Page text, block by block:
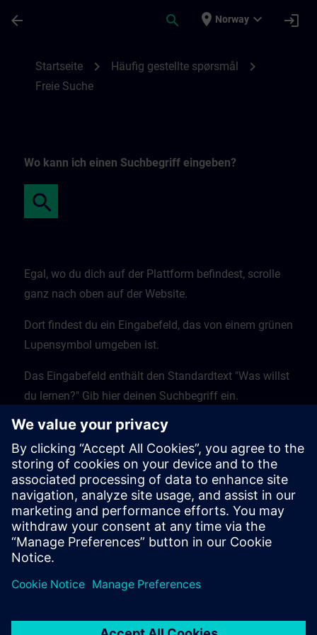
arrow_back search place Norway expand_more login
Startseite chevron_right Häufig gestellte spørsmål chevron_right
Freie Suche
Wo kann ich einen Suchbegriff eingeben?
Egal, wo du dich auf der Plattform befindest, scrolle
ganz nach oben auf der Website.
Dort findest du ein Eingabefeld, das von einem grünen
Lupensymbol umgeben ist.
Das Eingabefeld enthält den Standardtext "Was willst
du lernen?" Gib hier deinen Suchbegriff ein.
Klicke auf die Lupe, um den Suchvorgang zu starten.